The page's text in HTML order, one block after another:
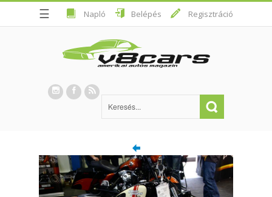
☰ Napló Belépés Regisztráció